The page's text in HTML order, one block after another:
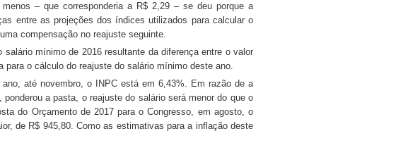
– que corresponderia a R$ 2,29 – se deu porque a
entre as projeções dos índices utilizados para calcular o
compensação no reajuste seguinte.
mínimo de 2016 resultante da diferença entre o valor
o cálculo do reajuste do salário mínimo deste ano.
até novembro, o INPC está em 6,43%. Em razão de a
a pasta, o reajuste do salário será menor do que o
do Orçamento de 2017 para o Congresso, em agosto, o
de R$ 945,80. Como as estimativas para a inflação deste